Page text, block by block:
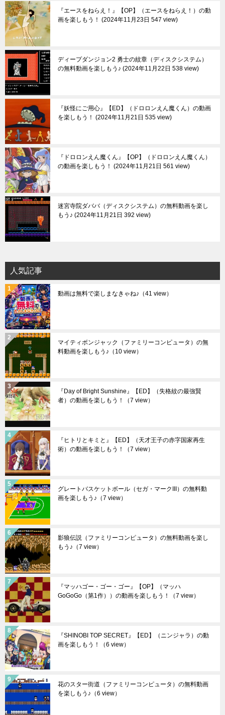
『エースをねらえ！』【OP】（エースをねらえ！）の動
画を楽しもう！
2024年11月23日 547 view
ディープダンジョン2 勇士の紋章（ディスクシステム）
の無料動画を楽しもう♪ 2024年11月22日 538 view
『妖怪にご用心』【ED】（ドロロンえん魔くん）の動画
を楽しもう！
2024年11月21日 535 view
『ドロロンえん魔くん』【OP】（ドロロンえん魔くん）
の動画を楽しもう！
2024年11月21日 561 view
迷宮寺院ダババ（ディスクシステム）の無料動画を楽し
もう♪ 2024年11月21日 392 view
人気記事
動画は無料で楽しまなきゃね♪ （41 view）
マイティボンジャック（ファミリーコンピュータ）の無
料動画を楽しもう♪ （10 view）
『Day of Bright Sunshine』【ED】（失格紋の最強賢
者）の動画を楽しもう！
（7 view）
『ヒトリとキミと』【ED】（天才王子の赤字国家再生
術）の動画を楽しもう！
（7 view）
グレートバスケットボール（セガ・マークIII）の無料動
画を楽しもう♪ （7 view）
影狼伝説（ファミリーコンピュータ）の無料動画を楽し
もう♪ （7 view）
『マッハゴー・ゴー・ゴー』【OP】（マッハ
GoGoGo（第1作））の動画を楽しもう！
（7 view）
『SHINOBI TOP SECRET』【ED】（ニンジャラ）の動
画を楽しもう！
（6 view）
花のスター街道（ファミリーコンピュータ）の無料動画
を楽しもう♪ （6 view）